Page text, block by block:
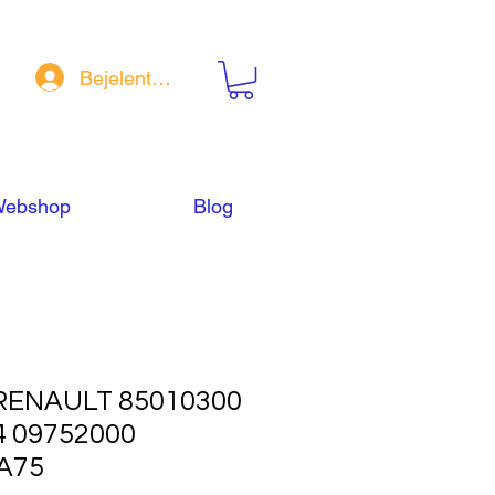
Bejelentkezés
Blog
85010300
09752000